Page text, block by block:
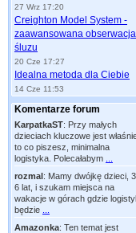
27 Wrz 17:20
Creighton Model System -
zaawansowana obserwacja
śluzu
20 Cze 17:27
Idealna metoda dla Ciebie
14 Cze 11:53
Komentarze forum
KarpatkaST: Przy małych
dzieciach kluczowe jest
to co piszesz, minimalna
logistyka. Polecałabym
rozmal: Mamy dwójkę dzieci,
6 lat, i szukam miejsca na
wakacje w górach gdzie
będzie
Amazonka: Ten temat jest